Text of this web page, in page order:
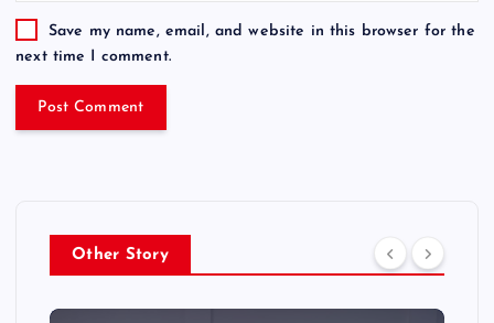
Save my name, email, and website in this browser for the
next time I comment.
Other Story